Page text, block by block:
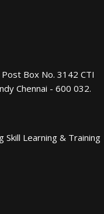
Box No. 3142 CTI
Chennai - 600 032.
Skill Learning & Training